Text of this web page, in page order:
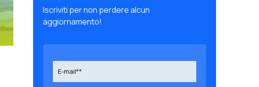
Iscriviti per non perdere alcun
aggiornamento!